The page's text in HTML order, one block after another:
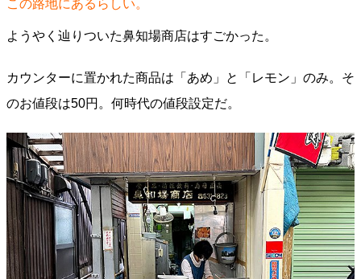
この路地にあるらしい。
ようやく辿りついた鼻知場商店はすごかった。
カウンターに置かれた商品は「あめ」と「レモン」のみ。そ
のお値段は50円。何時代の値段設定だ。